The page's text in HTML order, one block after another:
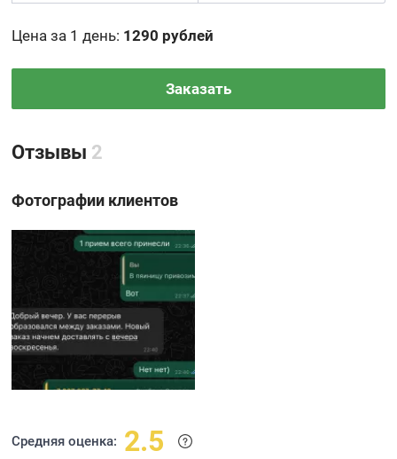
Цена за 1 день: 1290 рублей
Заказать
Отзывы 2
Фотографии клиентов
Средняя оценка: 2.5